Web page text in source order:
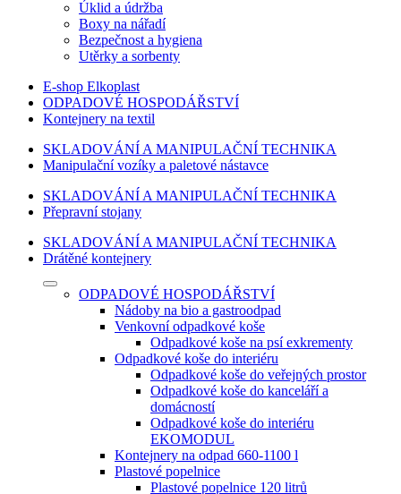
Úklid a údržba
Boxy na nářadí
Bezpečnost a hygiena
Utěrky a sorbenty
E-shop Elkoplast
ODPADOVÉ HOSPODÁŘSTVÍ
Kontejnery na textil
SKLADOVÁNÍ A MANIPULAČNÍ TECHNIKA
Manipulační vozíky a paletové nástavce
SKLADOVÁNÍ A MANIPULAČNÍ TECHNIKA
Přepravní stojany
SKLADOVÁNÍ A MANIPULAČNÍ TECHNIKA
Drátěné kontejnery
ODPADOVÉ HOSPODÁŘSTVÍ
Nádoby na bio a gastroodpad
Venkovní odpadkové koše
Odpadkové koše na psí exkrementy
Odpadkové koše do interiéru
Odpadkové koše do veřejných prostor
Odpadkové koše do kanceláří a
domácností
Odpadkové koše do interiéru
EKOMODUL
Kontejnery na odpad 660-1100 l
Plastové popelnice
Plastové popelnice 120 litrů